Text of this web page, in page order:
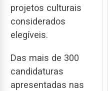
projetos culturais
considerados
elegíveis.
Das mais de 300
candidaturas
apresentadas nas